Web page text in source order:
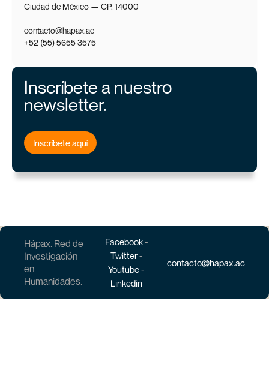
Ciudad de México — CP. 14000
contacto@hapax.ac
+52 (55) 5655 3575
Inscríbete a nuestro
newsletter.
Inscríbete aquí
Hápax. Red de
Investigación
en
Humanidades.
Facebook-
Twitter-
Youtube-
Linkedin
contacto@hapax.ac